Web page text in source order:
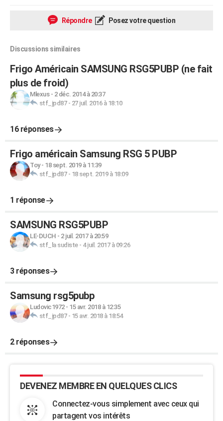
COPAINS D'AVANT
Bricolage
Lifestyle
Culture
Sport
Auto
Television
Voyage
Cinema
Répondre Posez votre question
Discussions similaires
Frigo Américain SAMSUNG RSG5PUBP (ne fait
plus de froid)
Mlexus- 2 déc. 2014 à 20:37
stf_jpd87- 27 juil. 2016 à 18:10
16 réponses
Frigo américain Samsung RSG 5 PUBP
Toy- 18 sept. 2019 à 11:39
stf_jpd87- 18 sept. 2019 à 18:09
1 réponse
SAMSUNG RSG5PUBP
LE-DUCH - 2 juil. 2017 à 20:59
stf_la sudiste- 4 juil. 2017 à 09:26
3 réponses
Samsung rsg5pubp
Ludovic1972- 15 avr. 2018 à 12:35
stf_jpd87- 15 avr. 2018 à 18:54
2 réponses
DEVENEZ MEMBRE EN QUELQUES CLICS
Connectez-vous simplement avec ceux qui
partagent vos intérêts